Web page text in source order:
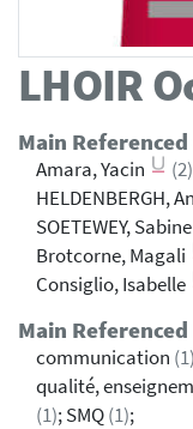
LHOIR
Main
Amara, Yacin
(2)
HELDENBERGH,
SOETEWEY, Sabine
Brotcorne, Magali
Consiglio, Isabelle
Main
communication (1)
qualité,
(1); SMQ(1);